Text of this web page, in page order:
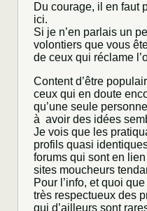
Du courage, il en faut
ici.
Si je n’en parlais un
volontiers que vous
de ceux qui réclame
Content d’être
ceux qui en doute
qu’une seule
à avoir des idées
Je vois que les
profils quasi
forums qui sont en
sites moucheurs
Pour l’info, et quoi
très respectueux des
qui d’ailleurs sont